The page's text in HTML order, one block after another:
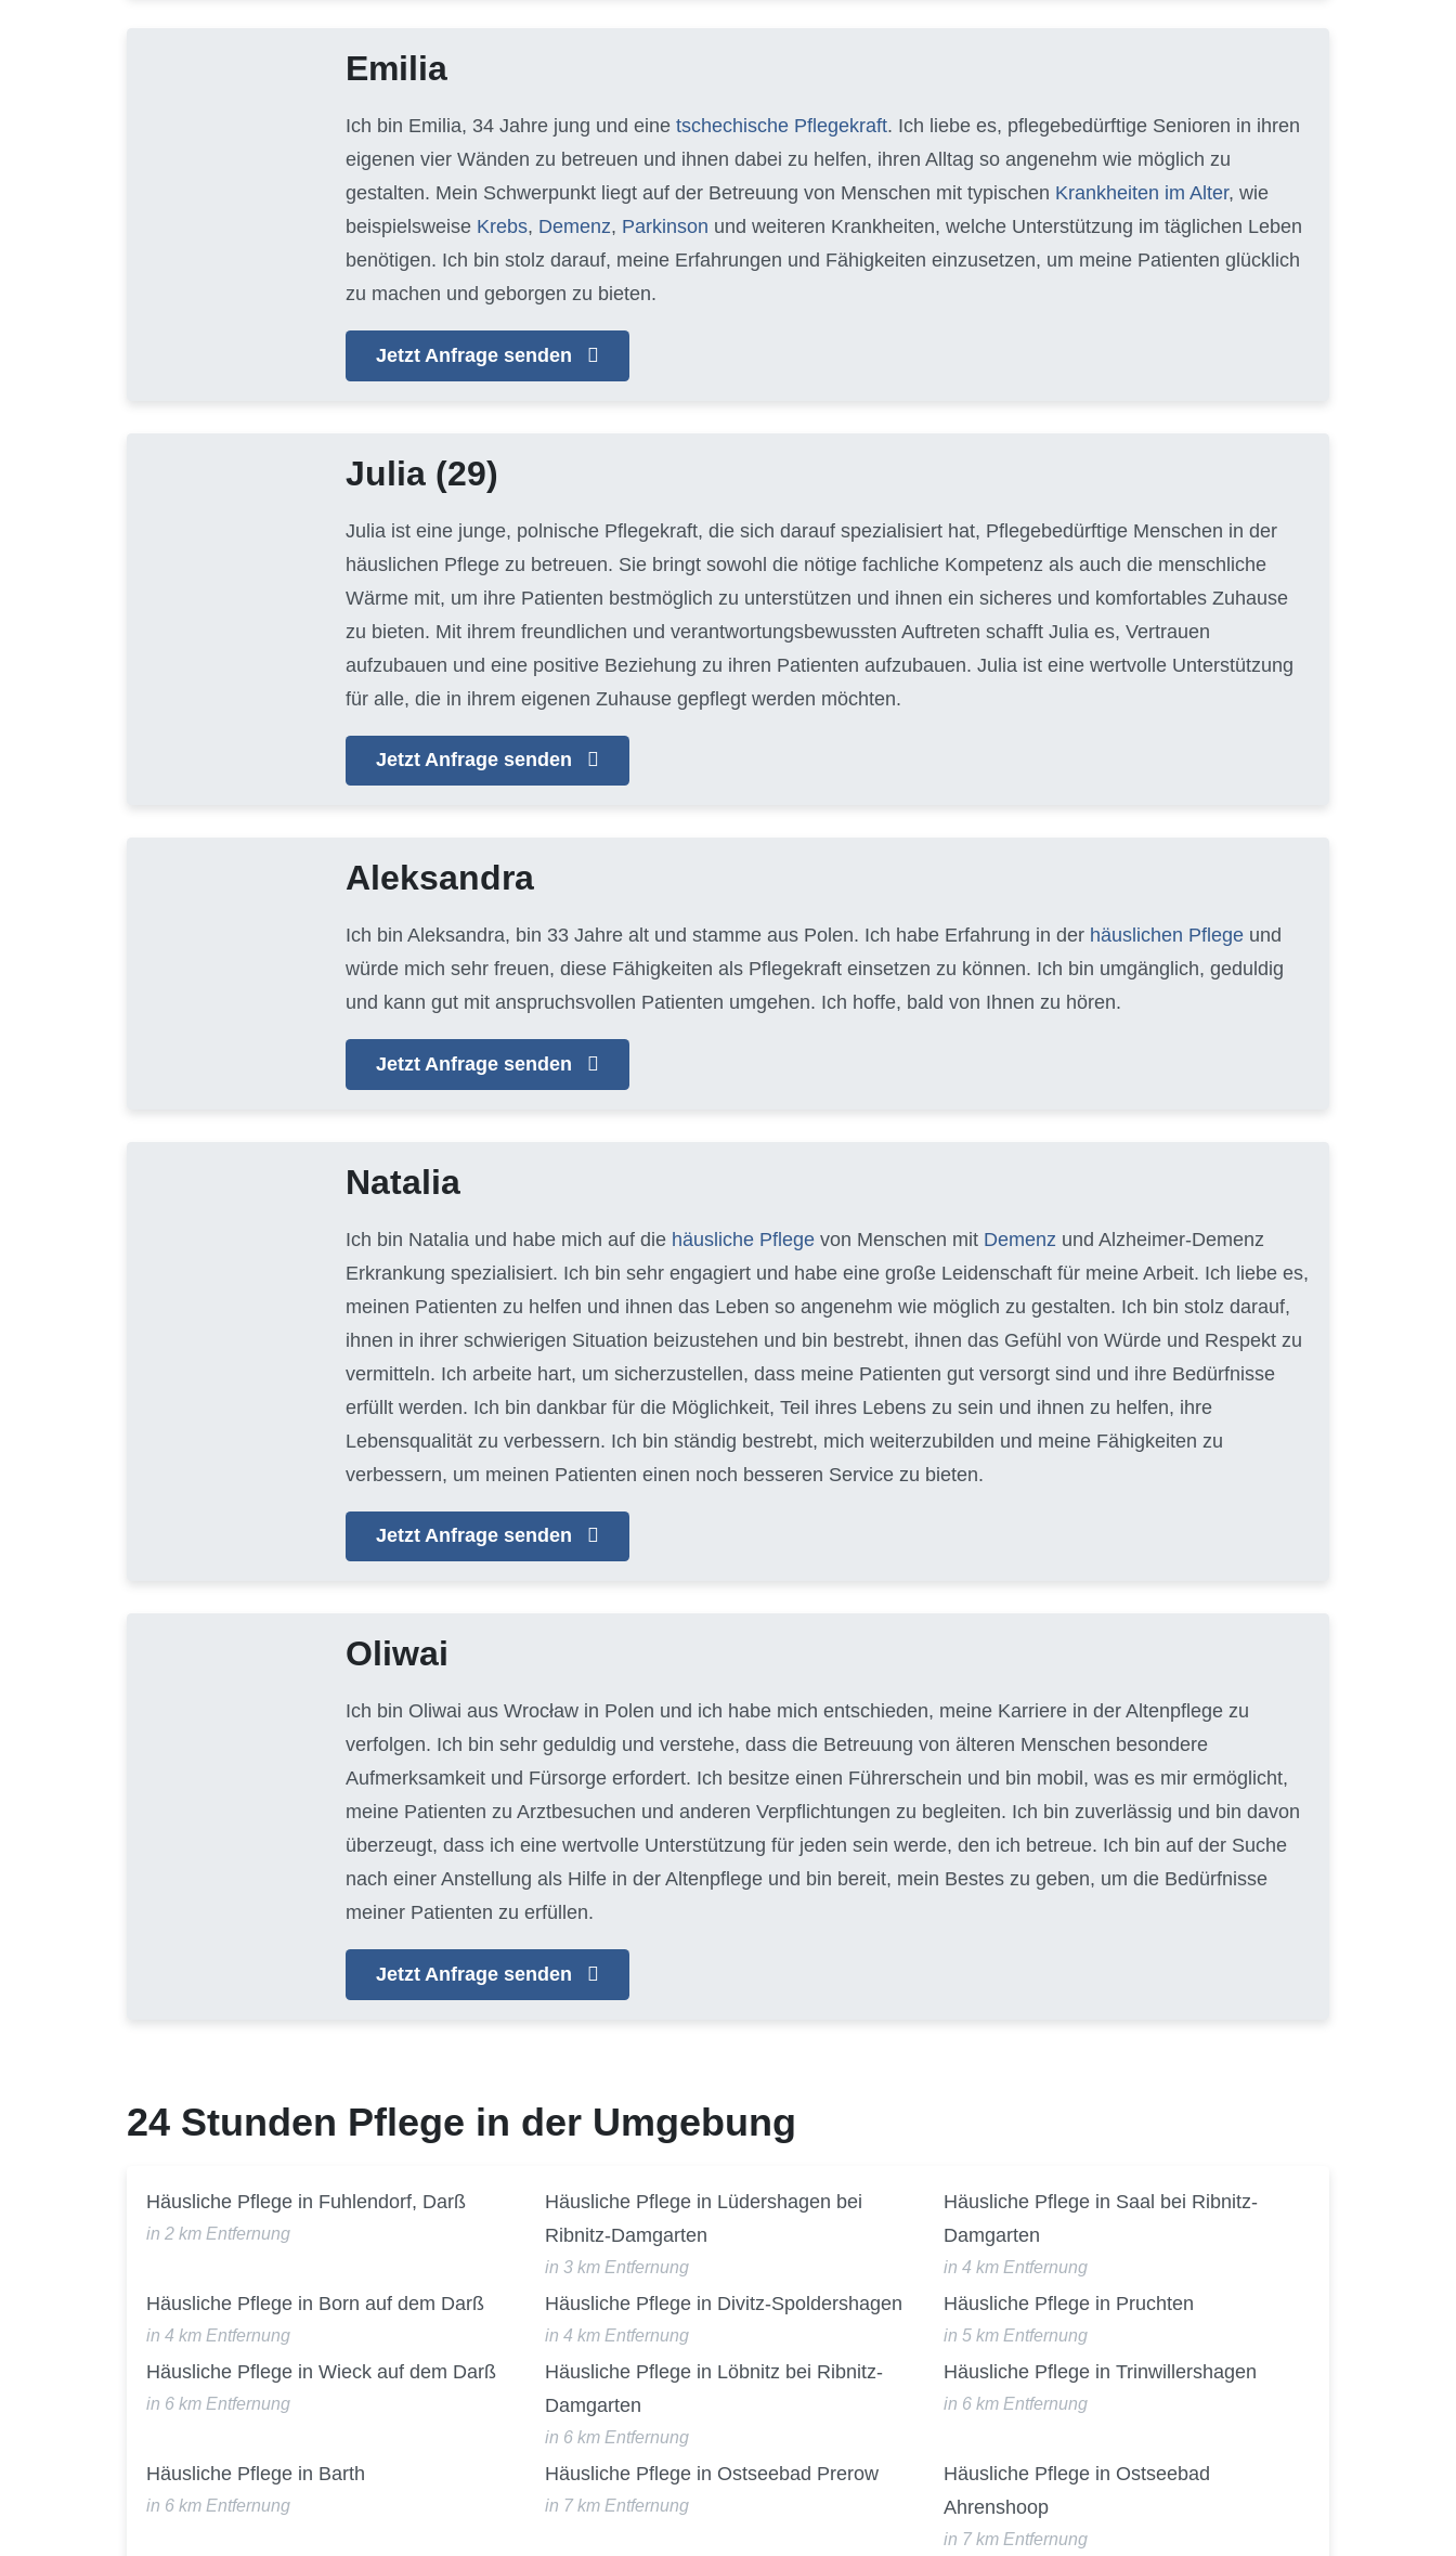
Emilia
Ich bin Emilia, 34 Jahre jung und eine tschechische Pflegekraft. Ich liebe es, pflegebedürftige Senioren in ihren
eigenen vier Wänden zu betreuen und ihnen dabei zu helfen, ihren Alltag so angenehm wie möglich zu
gestalten. Mein Schwerpunkt liegt auf der Betreuung von Menschen mit typischen Krankheiten im Alter, wie
beispielsweise Krebs, Demenz, Parkinson und weiteren Krankheiten, welche Unterstützung im täglichen Leben
benötigen. Ich bin stolz darauf, meine Erfahrungen und Fähigkeiten einzusetzen, um meine Patienten glücklich
zu machen und geborgen zu bieten.
Jetzt Anfrage senden
Julia (29)
Julia ist eine junge, polnische Pflegekraft, die sich darauf spezialisiert hat, Pflegebedürftige Menschen in der
häuslichen Pflege zu betreuen. Sie bringt sowohl die nötige fachliche Kompetenz als auch die menschliche
Wärme mit, um ihre Patienten bestmöglich zu unterstützen und ihnen ein sicheres und komfortables Zuhause
zu bieten. Mit ihrem freundlichen und verantwortungsbewussten Auftreten schafft Julia es, Vertrauen
aufzubauen und eine positive Beziehung zu ihren Patienten aufzubauen. Julia ist eine wertvolle Unterstützung
für alle, die in ihrem eigenen Zuhause gepflegt werden möchten.
Jetzt Anfrage senden
Aleksandra
Ich bin Aleksandra, bin 33 Jahre alt und stamme aus Polen. Ich habe Erfahrung in der häuslichen Pflege und
würde mich sehr freuen, diese Fähigkeiten als Pflegekraft einsetzen zu können. Ich bin umgänglich, geduldig
und kann gut mit anspruchsvollen Patienten umgehen. Ich hoffe, bald von Ihnen zu hören.
Jetzt Anfrage senden
Natalia
Ich bin Natalia und habe mich auf die häusliche Pflege von Menschen mit Demenz und Alzheimer-Demenz
Erkrankung spezialisiert. Ich bin sehr engagiert und habe eine große Leidenschaft für meine Arbeit. Ich liebe es,
meinen Patienten zu helfen und ihnen das Leben so angenehm wie möglich zu gestalten. Ich bin stolz darauf,
ihnen in ihrer schwierigen Situation beizustehen und bin bestrebt, ihnen das Gefühl von Würde und Respekt zu
vermitteln. Ich arbeite hart, um sicherzustellen, dass meine Patienten gut versorgt sind und ihre Bedürfnisse
erfüllt werden. Ich bin dankbar für die Möglichkeit, Teil ihres Lebens zu sein und ihnen zu helfen, ihre
Lebensqualität zu verbessern. Ich bin ständig bestrebt, mich weiterzubilden und meine Fähigkeiten zu
verbessern, um meinen Patienten einen noch besseren Service zu bieten.
Jetzt Anfrage senden
Oliwai
Ich bin Oliwai aus Wrocław in Polen und ich habe mich entschieden, meine Karriere in der Altenpflege zu
verfolgen. Ich bin sehr geduldig und verstehe, dass die Betreuung von älteren Menschen besondere
Aufmerksamkeit und Fürsorge erfordert. Ich besitze einen Führerschein und bin mobil, was es mir ermöglicht,
meine Patienten zu Arztbesuchen und anderen Verpflichtungen zu begleiten. Ich bin zuverlässig und bin davon
überzeugt, dass ich eine wertvolle Unterstützung für jeden sein werde, den ich betreue. Ich bin auf der Suche
nach einer Anstellung als Hilfe in der Altenpflege und bin bereit, mein Bestes zu geben, um die Bedürfnisse
meiner Patienten zu erfüllen.
Jetzt Anfrage senden
24 Stunden Pflege in der Umgebung
Häusliche Pflege in Fuhlendorf, Darß
in 2 km Entfernung
Häusliche Pflege in Lüdershagen bei
Ribnitz-Damgarten
in 3 km Entfernung
Häusliche Pflege in Saal bei Ribnitz-
Damgarten
in 4 km Entfernung
Häusliche Pflege in Born auf dem Darß
in 4 km Entfernung
Häusliche Pflege in Divitz-Spoldershagen
in 4 km Entfernung
Häusliche Pflege in Pruchten
in 5 km Entfernung
Häusliche Pflege in Wieck auf dem Darß
in 6 km Entfernung
Häusliche Pflege in Löbnitz bei Ribnitz-
Damgarten
in 6 km Entfernung
Häusliche Pflege in Trinwillershagen
in 6 km Entfernung
Häusliche Pflege in Barth
in 6 km Entfernung
Häusliche Pflege in Ostseebad Prerow
in 7 km Entfernung
Häusliche Pflege in Ostseebad
Ahrenshoop
in 7 km Entfernung